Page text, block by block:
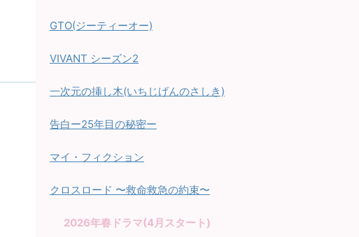
GTO(ジーティーオー)
VIVANT シーズン2
一次元の挿し木(いちじげんのさしき)
告白ー25年目の秘密ー
マイ・フィクション
クロスロード 〜救命救急の約束〜
2026年春ドラマ(4月スタート)